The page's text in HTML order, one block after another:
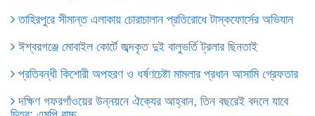
তাহিরপুরে সীমান্ত এলাকায় চোরাচালান প্রতিরোধে টাস্কফোর্সের অভিযান
ঈশ্বরগঞ্জে মোবাইল কোর্টে জব্দকৃত দুই বালুভর্তি ট্রলার ছিনতাই
প্রতিবন্ধী কিশোরী অপহরণ ও ধর্ষণচেষ্টা মামলার প্রধান আসামি গ্রেফতার
দক্ষিণ গফরগাঁওয়ের উন্নয়নে ঐক্যের আহ্বান, তিন বছরেই বদলে যাবে